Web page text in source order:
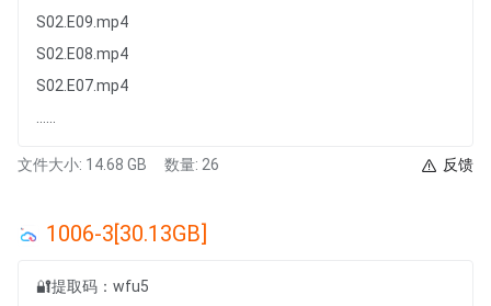
S02.E09.mp4
S02.E08.mp4
S02.E07.mp4
文件大小: 14.68 GB 数量: 26 反馈
1006-3[30.13GB]
🔐提取码：wfu5